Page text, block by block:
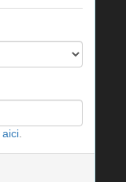
aici